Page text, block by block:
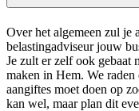
Over het algemeen zul je
belastingadviseur jouw
Je zult er zelf ook gebaat
maken in Hem. We
aangiftes moet doen op
kan wel, maar plan dit